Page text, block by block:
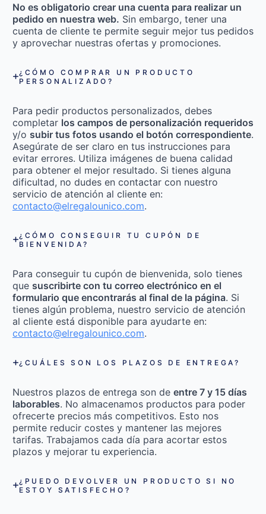
No es obligatorio crear una cuenta para realizar un
pedido en nuestra web. Sin embargo, tener una
cuenta de cliente te permite seguir mejor tus pedidos
y aprovechar nuestras ofertas y promociones.
¿CÓMO COMPRAR UN PRODUCTO
PERSONALIZADO?
Para pedir productos personalizados, debes
completar los campos de personalización requeridos
y/o subir tus fotos usando el botón correspondiente.
Asegúrate de ser claro en tus instrucciones para
evitar errores. Utiliza imágenes de buena calidad
para obtener el mejor resultado. Si tienes alguna
dificultad, no dudes en contactar con nuestro
servicio de atención al cliente en:
contacto@elregalounico.com.
¿CÓMO CONSEGUIR TU CUPÓN DE
BIENVENIDA?
Para conseguir tu cupón de bienvenida, solo tienes
que suscribirte con tu correo electrónico en el
formulario que encontrarás al final de la página. Si
tienes algún problema, nuestro servicio de atención
al cliente está disponible para ayudarte en:
contacto@elregalounico.com.
¿CUÁLES SON LOS PLAZOS DE ENTREGA?
Nuestros plazos de entrega son de entre 7 y 15 días
laborables. No almacenamos productos para poder
ofrecerte precios más competitivos. Esto nos
permite reducir costes y mantener las mejores
tarifas. Trabajamos cada día para acortar estos
plazos y mejorar tu experiencia.
¿PUEDO DEVOLVER UN PRODUCTO SI NO
ESTOY SATISFECHO?